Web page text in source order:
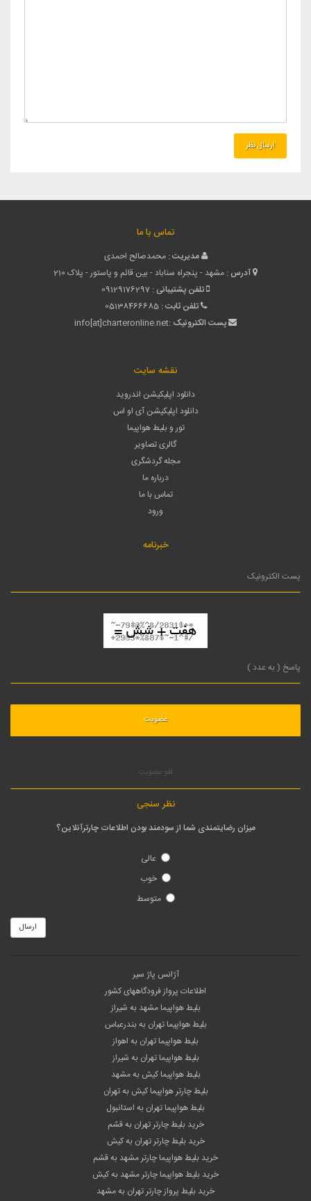
تماس با ما
مدیریت : محمدصالح احمدی
آدرس : مشهد - پنجراه سناباد - بین قائم و پاستور - پلاک 210
تلفن پشتیبانی : 09129176297
تلفن ثابت : 05138466685
پست الکترونیک :info[at]charteronline.net
نقشه سایت
دانلود اپلیکیشن اندروید
دانلود اپلیکیشن آی او اس
تور و بلیط هواپیما
گالری تصاویر
مجله گردشگری
درباره ما
تماس با ما
ورود
خبرنامه
لغو عضویت
نظر سنجی
میزان رضایتمندی شما از سودمند بودن اطلاعات چارترآنلاین؟
عالی
خوب
متوسط
ارسال
آژانس پاژ سیر
اطلاعات پرواز فرودگاههای کشور
بلیط هواپیما مشهد به شیراز
بلیط هواپیما تهران به بندرعباس
بلیط هواپیما تهران به اهواز
بلیط هواپیما تهران به شیراز
بلیط هواپیما کیش به مشهد
بلیط چارتر هواپیما کیش به تهران
بلیط هواپیما تهران به استانبول
خرید بلیط چارتر تهران به قشم
خرید بلیط چارتر تهران به کیش
خرید بلیط هواپیما چارتر مشهد به قشم
خرید بلیط هواپیما چارتر مشهد به کیش
خرید بلیط پرواز چارتر تهران به مشهد